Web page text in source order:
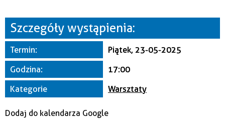
Organizator
Szczegóły wystąpienia:
Termin:
Piątek, 23-05-2025
Godzina:
17:00
Kategorie
Warsztaty
Dodaj do kalendarza Google